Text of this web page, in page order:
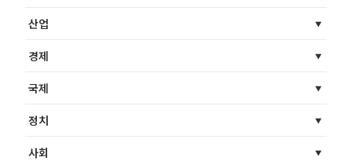
산업
경제
국제
정치
사회